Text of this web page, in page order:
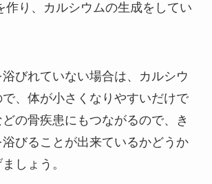
作り、カルシウムの生成をしてい
びれていない場合は、カルシウ
、体が小さくなりやすいだけで
の骨疾患にもつながるので、き
びることが出来ているかどうか
しょう。